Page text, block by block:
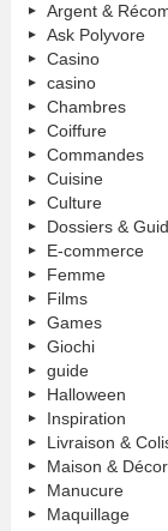
Argent &
Ask Polyvore
Casino
casino
Chambres
Coiffure
Commandes
Cuisine
Culture
Dossiers &
E-commerce
Femme
Films
Games
Giochi
guide
Halloween
Inspiration
Livraison &
Maison &
Manucure
Maquillage